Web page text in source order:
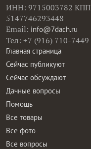
ИНН: 9715003782
5147746293448
Email: info@7dach.ru
Тел: +7 (916) 710-
Главная страница
Сейчас публикуют
Сейчас обсуждают
Дачные вопросы
Помощь
Все товары
Все фото
Все вопросы